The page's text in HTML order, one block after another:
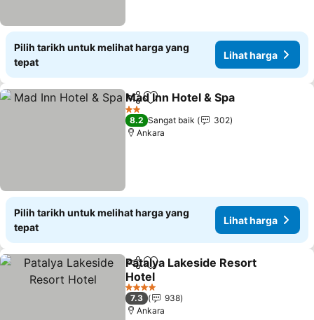
Pilih tarikh untuk melihat harga yang
tepat
Lihat harga
KongsiTambah ke favorit
Mad Inn Hotel & Spa
2 Bintang
8.2 Sangat baik
302
Ankara
Pilih tarikh untuk melihat harga yang
tepat
Lihat harga
KongsiTambah ke favorit
Patalya Lakeside Resort
Hotel
Lihat harga
4 Bintang
7.3
938
Ankara